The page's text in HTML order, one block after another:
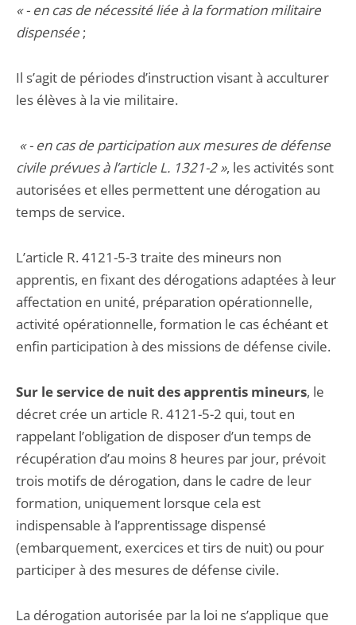
« - en cas de nécessité liée à la formation militaire
dispensée ;
Il s’agit de périodes d’instruction visant à acculturer
les élèves à la vie militaire.
« - en cas de participation aux mesures de défense
civile prévues à l’article L. 1321-2 », les activités sont
autorisées et elles permettent une dérogation au
temps de service.
L’article R. 4121-5-3 traite des mineurs non
apprentis, en fixant des dérogations adaptées à leur
affectation en unité, préparation opérationnelle,
activité opérationnelle, formation le cas échéant et
enfin participation à des missions de défense civile.
Sur le service de nuit des apprentis mineurs, le
décret crée un article R. 4121-5-2 qui, tout en
rappelant l’obligation de disposer d’un temps de
récupération d’au moins 8 heures par jour, prévoit
trois motifs de dérogation, dans le cadre de leur
formation, uniquement lorsque cela est
indispensable à l’apprentissage dispensé
(embarquement, exercices et tirs de nuit) ou pour
participer à des mesures de défense civile.
La dérogation autorisée par la loi ne s’applique que